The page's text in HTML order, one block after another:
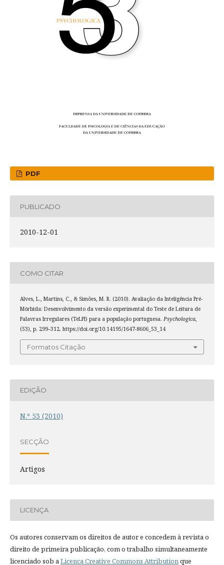
PDF
PUBLICADO
2010-12-01
COMO CITAR
Alves, L., Martins, C., & Simões, M. R. (2010). Avaliação da Inteligência Pré-
Mórbida: Desenvolvimento da versão experimental do Teste de Leitura de
Palavras Irregulares (TeLPI) para a população portuguesa. Psychologica,
(53), p. 299–312. https://doi.org/10.14195/1647-8606_53_14
Formatos Citação
EDIÇÃO
N.º 53 (2010)
SECÇÃO
Artigos
LICENÇA
Os autores conservam os direitos de autor e concedem à revista o
direito de primeira publicação, com o trabalho simultaneamente
licenciado sob aLicença Creative Commons Attributionque